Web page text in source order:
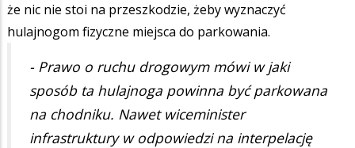
że nic nie stoi na przeszkodzie, żeby wyznaczyć
hulajnogom fizyczne miejsca do parkowania.
- Prawo o ruchu drogowym mówi w jaki
sposób ta hulajnoga powinna być parkowana
na chodniku. Nawet wiceminister
infrastruktury w odpowiedzi na interpelację